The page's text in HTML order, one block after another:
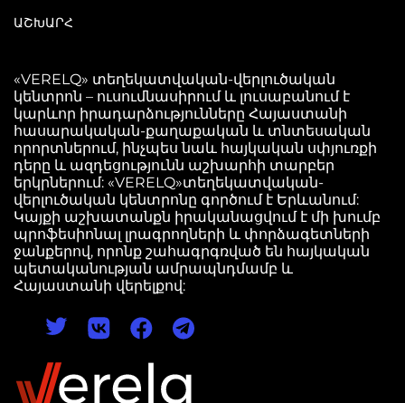
ԱՇԽԱՐՀ
«VERELQ» տեղեկատվական-վերլուծական
կենտրոն – ուսումնասիրում և լուսաբանում է
կարևոր իրադարձությունները Հայաստանի
հասարակական-քաղաքական և տնտեսական
որորտներում, ինչպես նաև հայկական սփյուռքի
դերը և ազդեցությունն աշխարհի տարբեր
երկրներում: «VERELQ»տեղեկատվական-
վերլուծական կենտրոնը գործում է Երևանում:
Կայքի աշխատանքն իրականացվում է մի խումբ
պրոֆեսիոնալ լրագրողների և փորձագետների
ջանքերով, որոնք շահագրգռված են հայկական
պետականության ամրապնդմամբ և
Հայաստանի վերելքով: